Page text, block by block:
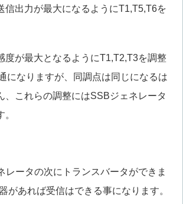
信出力が最大になるようにT1,T5,T6を
度が最大となるようにT1,T2,T3を調整
になりますが、同調点は同じになるは
、これらの調整にはSSBジェネレータ
レータの次にトランスバータができま
があれば受信はできる事になります。